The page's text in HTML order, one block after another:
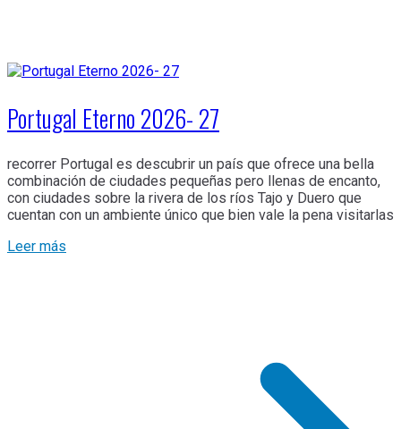
Portugal Eterno 2026- 27
recorrer Portugal es descubrir un país que ofrece una bella
combinación de ciudades pequeñas pero llenas de encanto,
con ciudades sobre la rivera de los ríos Tajo y Duero que
cuentan con un ambiente único que bien vale la pena visitarlas
Leer más